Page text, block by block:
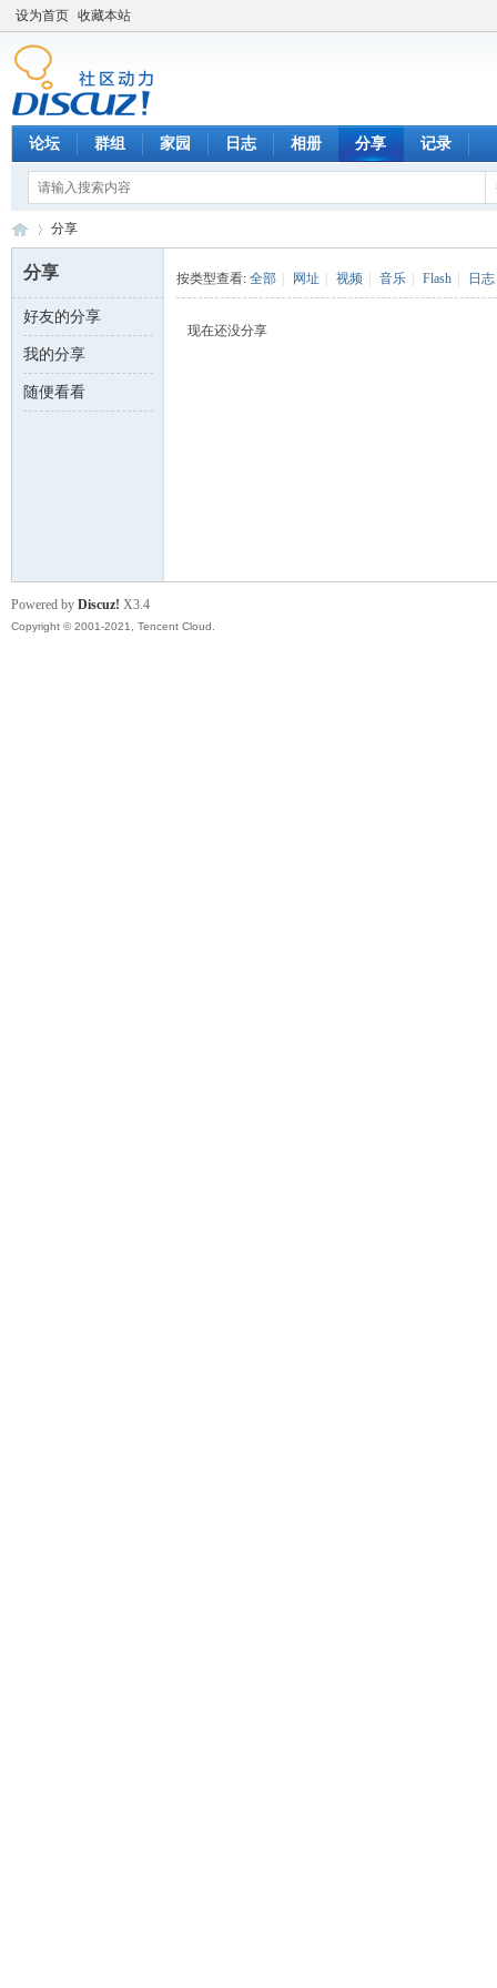
设为首页 收藏本站
论坛 群组 家园 日志 相册 分享 记录
数 ›
分享
分享
好友的分享
我的分享
随便看看
按类型查看: 全部 网址 视频 音乐 Flash 日志
现在还没分享
Powered by Discuz! X3.4
Copyright © 2001-2021, Tencent Cloud.